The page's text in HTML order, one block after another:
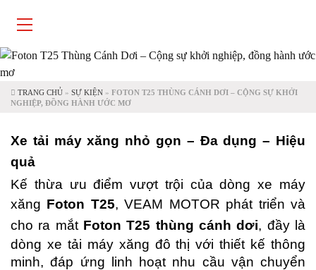
TRANG CHỦ » SỰ KIỆN » FOTON T25 THÙNG CÁNH DƠI – CỘNG SỰ KHỞI
NGHIỆP, ĐỒNG HÀNH ƯỚC MƠ
Xe tải máy xăng nhỏ gọn – Đa dụng – Hiệu
quả
Kế thừa ưu điểm vượt trội của dòng xe máy
xăng Foton T25, VEAM MOTOR phát triển và
cho ra mắt Foton T25 thùng cánh dơi, đầy là
dòng xe tải máy xăng đô thị với thiết kế thông
minh, đáp ứng linh hoạt nhu cầu vận chuyển